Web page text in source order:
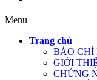
Menu
Trang chủ
BÁO CHÍ
GIỚI
CHỨNG